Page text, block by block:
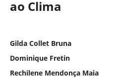
ao Clima
Gilda Collet Bruna
Dominique Fretin
Rechilene Mendonça Maia